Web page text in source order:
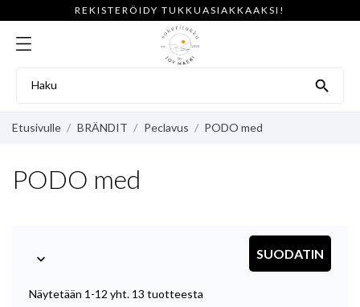
REKISTERÖIDY TUKKUASIAKKAAKSI!

Etusivulle BRÄNDIT Peclavus PODO med
PODO med
 SUODATIN
Näytetään 1-12 yht. 13 tuotteesta